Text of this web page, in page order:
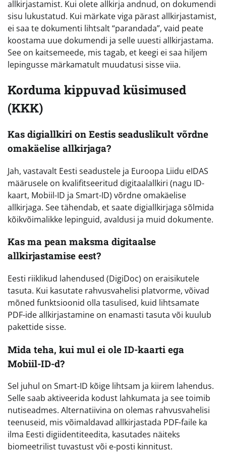
allkirjastamist. Kui olete allkirja andnud, on dokumendi
sisu lukustatud. Kui märkate viga pärast allkirjastamist,
ei saa te dokumenti lihtsalt “parandada”, vaid peate
koostama uue dokumendi ja selle uuesti allkirjastama.
See on kaitsemeede, mis tagab, et keegi ei saa hiljem
lepingusse märkamatult muudatusi sisse viia.
Korduma kippuvad küsimused
(KKK)
Kas digiallkiri on Eestis seaduslikult võrdne
omakäelise allkirjaga?
Jah, vastavalt Eesti seadustele ja Euroopa Liidu eIDAS
määrusele on kvalifitseeritud digitaalallkiri (nagu ID-
kaart, Mobiil-ID ja Smart-ID) võrdne omakäelise
allkirjaga. See tähendab, et saate digiallkirjaga sõlmida
kõikvõimalikke lepinguid, avaldusi ja muid dokumente.
Kas ma pean maksma digitaalse
allkirjastamise eest?
Eesti riiklikud lahendused (DigiDoc) on eraisikutele
tasuta. Kui kasutate rahvusvahelisi platvorme, võivad
mõned funktsioonid olla tasulised, kuid lihtsamate
PDF-ide allkirjastamine on enamasti tasuta või kuulub
pakettide sisse.
Mida teha, kui mul ei ole ID-kaarti ega
Mobiil-ID-d?
Sel juhul on Smart-ID kõige lihtsam ja kiirem lahendus.
Selle saab aktiveerida kodust lahkumata ja see toimib
nutiseadmes. Alternatiivina on olemas rahvusvahelisi
teenuseid, mis võimaldavad allkirjastada PDF-faile ka
ilma Eesti digiidentiteedita, kasutades näiteks
biomeetrilist tuvastust või e-posti kinnitust.